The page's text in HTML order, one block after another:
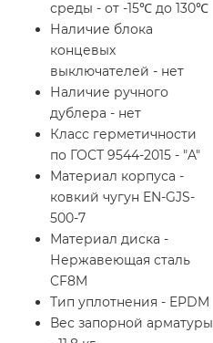
среды - от -15℃ до 130℃
Наличие блока
концевых
выключателей - нет
Наличие ручного
дублера - нет
Класс герметичности
по ГОСТ 9544-2015 - "A"
Материал корпуса -
ковкий чугун EN-GJS-
500-7
Материал диска -
Нержавеющая сталь
CF8M
Тип уплотнения - EPDM
Вес запорной арматуры